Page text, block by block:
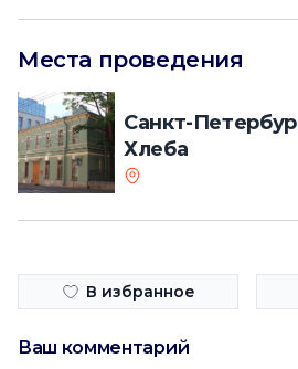
Места проведения
Санкт-
Хлеба
В избранное
Ваш комментарий